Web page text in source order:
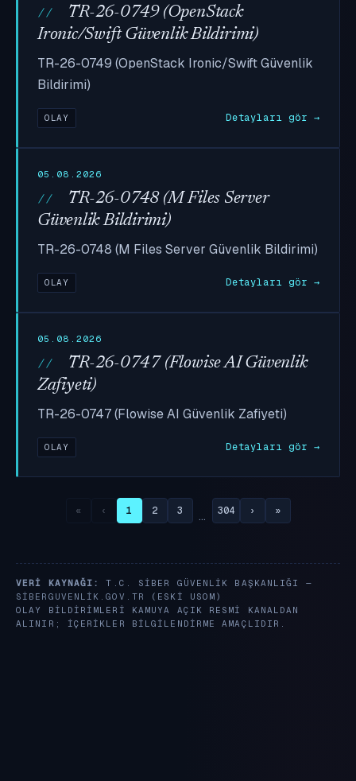
TR-26-0749 (OpenStack
Ironic/Swift Güvenlik Bildirimi)
TR-26-0749 (OpenStack Ironic/Swift Güvenlik
Bildirimi)
OLAY Detayları gör →
05.08.2026
TR-26-0748 (M Files Server
Güvenlik Bildirimi)
TR-26-0748 (M Files Server Güvenlik Bildirimi)
OLAY Detayları gör →
05.08.2026
TR-26-0747 (Flowise AI Güvenlik
Zafiyeti)
TR-26-0747 (Flowise AI Güvenlik Zafiyeti)
OLAY Detayları gör →
« ‹ 1 2 3 … 304 › »
VERI KAYNAĞI:
T.C. SIBER GÜVENLIK BAŞKANLIĞI —
SIBERGUVENLIK.GOV.TR
(ESKI USOM)
OLAY BILDIRIMLERI KAMUYA AÇIK RESMI KANALDAN
ALINIR; IÇERIKLER BILGILENDIRME AMAÇLIDIR.